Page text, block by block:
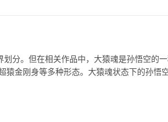
分。但在相关作品中，大猿魂是孙悟空的一
猿金刚身等多种形态。大猿魂状态下的孙悟